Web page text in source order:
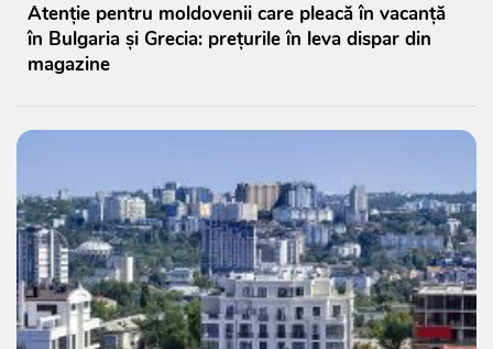
Atenție pentru moldovenii care pleacă în vacanță
în Bulgaria și Grecia: prețurile în leva dispar din
magazine